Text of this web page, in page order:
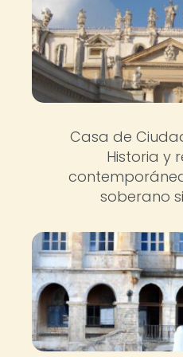
Casa de
Historia y
soberano